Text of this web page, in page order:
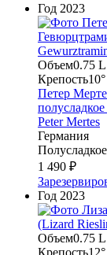
Год 2023
Объем0.75 L
Крепость10°
Петер
Peter Mertes
Германия
Полусладкое
1 490 ₽
Год 2023
Объем0.75 L
Крепость12°